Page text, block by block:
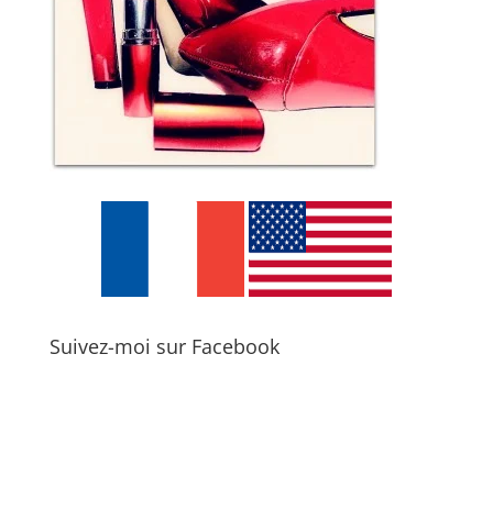
Suivez-moi sur Facebook